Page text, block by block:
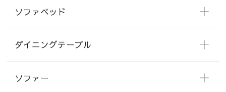
ソファベッド
ダイニングテーブル
ソファー